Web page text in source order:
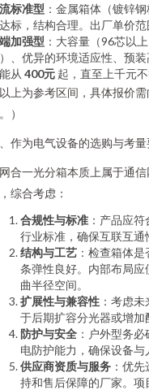
标准型 ：金属箱体（镀锌
标，结构合理。出厂单价
加强型 ：大容量（96芯以
、优异的环境适应性、预
从 400元 起，直至上千元不
上为参考区间，具体报价
）
作为电气设备的选购与考量
合一光分箱本质上属于通
综合考虑：
合规性与标准 ：产品应
行业标准，确保互联互通
结构与工艺 ：检查箱体
条弹性良好。内部布局
曲半径空间。
扩展性与兼容性 ：考虑
于后期扩容分光器或增加
防护与安全 ：户外型务
电防护能力，确保设备与
供应商资质与服务 ：优
持和售后保障的厂家。